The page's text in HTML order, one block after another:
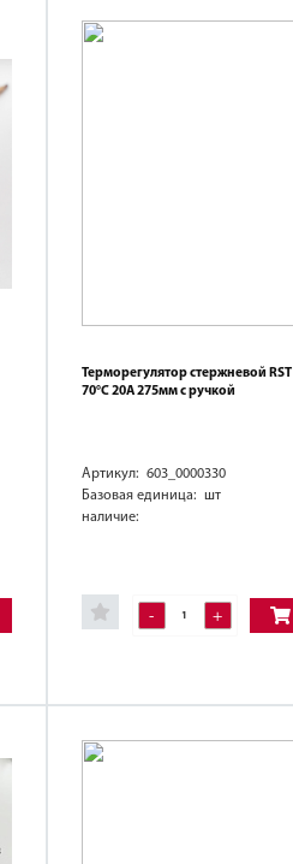
Терморегулятор стержневой RST
70°C 20A 275мм с ручкой
Артикул: 603_0000330
Базовая единица: шт
наличие:
- +